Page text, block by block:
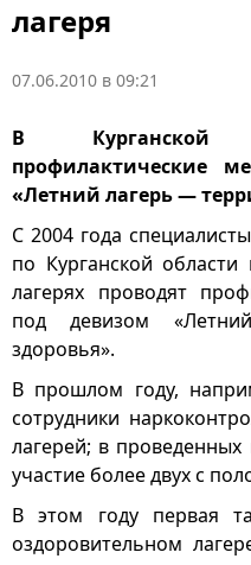
лагеря
07.06.2010 в 09:21
В Курганской
профилактические
«Летний лагерь —
С 2004 года
по Курганской области
лагерях проводят
под девизом
здоровья».
В прошлом году,
сотрудники
лагерей; в
участие более двух с
В этом году первая
оздоровительном